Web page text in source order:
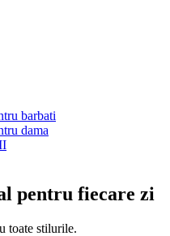
barbati
dama
pentru fiecare zi
toate stilurile.